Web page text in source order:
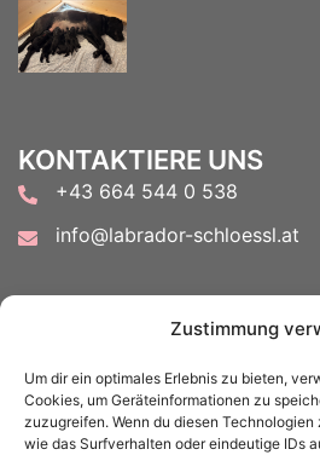
Zustimmung
Um dir ein optimales Erlebnis zu bieten,
Cookies, um Geräteinformationen zu
zuzugreifen. Wenn du diesen
wie das Surfverhalten oder eindeutige IDs
KONTAKTIERE UNS
+43 664 544 0 538
info@labrador-schloessl.at
FOLGE UNS AUF